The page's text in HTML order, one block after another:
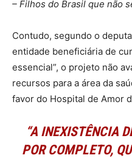
– Filhos do Brasil que não
Contudo, segundo o
entidade beneficiária de
essencial”, o projeto não
recursos para a área da
favor do Hospital de Amor
“A INEXISTÊNCIA
POR COMPLETO,